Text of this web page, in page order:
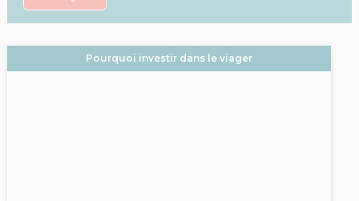
Pourquoi investir dans le viager